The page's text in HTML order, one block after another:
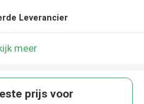
Leverancier
meer
prijs voor